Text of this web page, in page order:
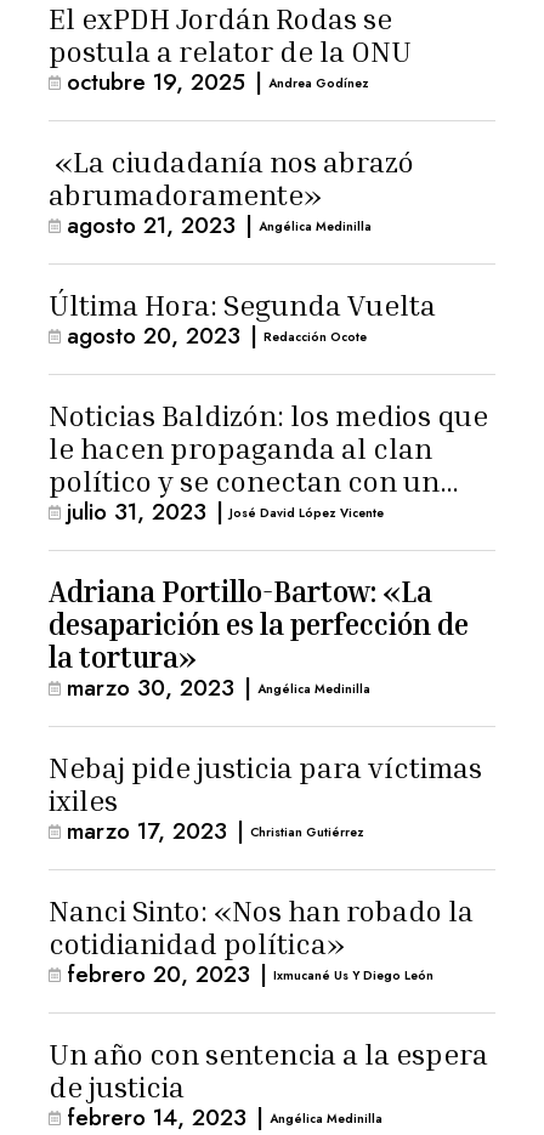
El exPDH Jordán Rodas se
postula a relator de la ONU
octubre 19, 2025 | Andrea Godínez
«La ciudadanía nos abrazó
abrumadoramente»
agosto 21, 2023 | Angélica Medinilla
Última Hora: Segunda Vuelta
agosto 20, 2023 | Redacción Ocote
Noticias Baldizón: los medios que
le hacen propaganda al clan
político y se conectan con un
hombre de confianza de
Giammattei
julio 31, 2023 | José David López Vicente
Adriana Portillo-Bartow: «La
desaparición es la perfección de
la tortura»
marzo 30, 2023 | Angélica Medinilla
Nebaj pide justicia para víctimas
ixiles
marzo 17, 2023 | Christian Gutiérrez
Nanci Sinto: «Nos han robado la
cotidianidad política»
febrero 20, 2023 | Ixmucané Us Y Diego León
Un año con sentencia a la espera
de justicia
febrero 14, 2023 | Angélica Medinilla